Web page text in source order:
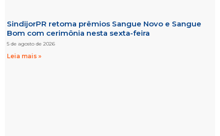
SindijorPR retoma prêmios Sangue Novo e Sangue
Bom com cerimônia nesta sexta-feira
5 de agosto de 2026
Leia mais »